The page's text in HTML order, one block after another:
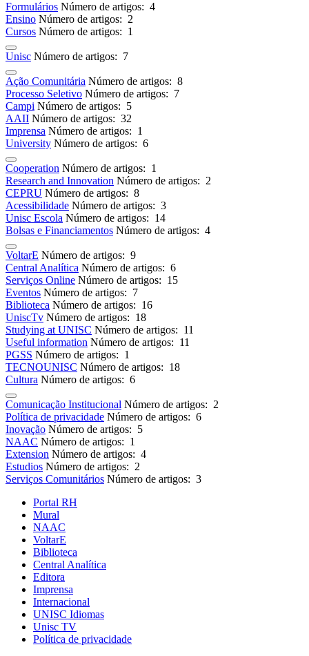
Formulários Número de artigos: 4
Ensino Número de artigos: 2
Cursos Número de artigos: 1
Unisc Número de artigos: 7
Ação Comunitária Número de artigos: 8
Processo Seletivo Número de artigos: 7
Campi Número de artigos: 5
AAII Número de artigos: 32
Imprensa Número de artigos: 1
University Número de artigos: 6
Cooperation Número de artigos: 1
Research and Innovation Número de artigos: 2
CEPRU Número de artigos: 8
Acessibilidade Número de artigos: 3
Unisc Escola Número de artigos: 14
Bolsas e Financiamentos Número de artigos: 4
VoltarE Número de artigos: 9
Central Analítica Número de artigos: 6
Serviços Online Número de artigos: 15
Eventos Número de artigos: 7
Biblioteca Número de artigos: 16
UniscTv Número de artigos: 18
Studying at UNISC Número de artigos: 11
Useful information Número de artigos: 11
PGSS Número de artigos: 1
TECNOUNISC Número de artigos: 18
Cultura Número de artigos: 6
Comunicação Institucional Número de artigos: 2
Política de privacidade Número de artigos: 6
Inovação Número de artigos: 5
NAAC Número de artigos: 1
Extension Número de artigos: 4
Estudios Número de artigos: 2
Serviços Comunitários Número de artigos: 3
Portal RH
Mural
NAAC
VoltarE
Biblioteca
Central Analítica
Editora
Imprensa
Internacional
UNISC Idiomas
Unisc TV
Política de privacidade